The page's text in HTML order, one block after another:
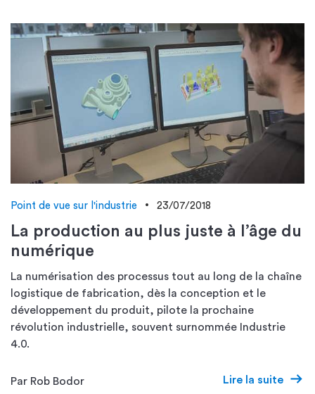
Point de vue sur l'industrie 23/07/2018
La production au plus juste à l’âge du
numérique
La numérisation des processus tout au long de la chaîne
logistique de fabrication, dès la conception et le
développement du produit, pilote la prochaine
révolution industrielle, souvent surnommée Industrie
4.0.
Par Rob Bodor Lire la suite